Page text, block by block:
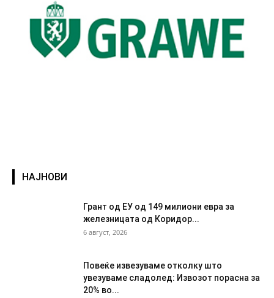
НАЈНОВИ
Грант од ЕУ од 149 милиони евра за
железницата од Коридор...
6 август, 2026
Повеќе извезуваме отколку што
увезуваме сладолед: Извозот порасна за
20% во...